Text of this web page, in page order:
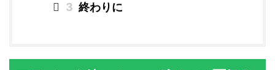
3 終わりに